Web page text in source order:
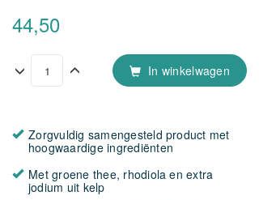
44,50
In winkelwagen
Zorgvuldig samengesteld product met
hoogwaardige ingrediënten
Met groene thee, rhodiola en extra
jodium uit kelp